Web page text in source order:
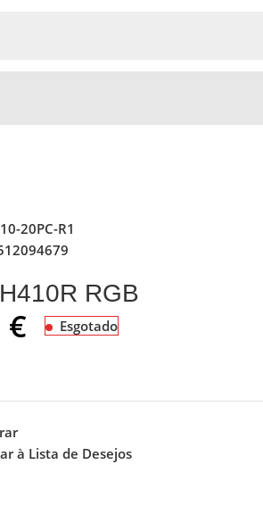
20PC-R1
RGB
€ Esgotado
à Lista de Desejos